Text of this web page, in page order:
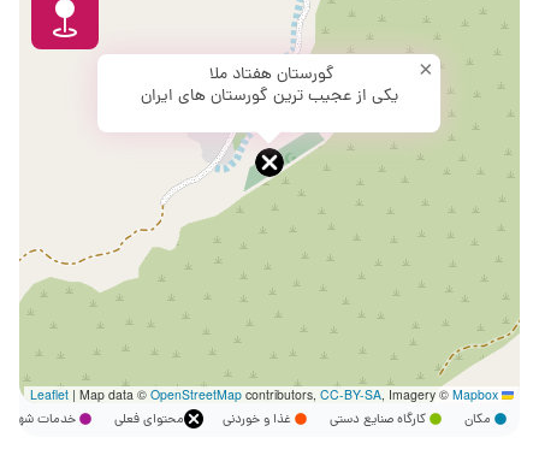
گورستان هفتاد ملا
یکی از عجیب ترین گورستان های ایران
×
Leaflet
| Map data © OpenStreetMapcontributors, CC-BY-SA, Imagery © Mapbox
مکان کارگاه صنایع دستی غذا و خوردنی محتوای فعلی خدمات